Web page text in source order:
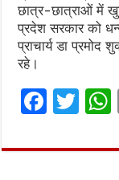
छात्र-छात्राओं में
प्रदेश सरकार को
प्राचार्य डा
रहे।
F
ce
T
it